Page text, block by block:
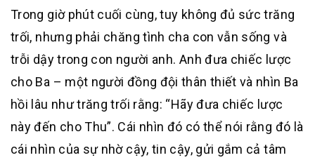
Trong giờ phút cuối cùng, tuy không đủ sức trăng
trối, nhưng phải chăng tình cha con vẫn sống và
trỗi dậy trong con người anh. Anh đưa chiếc lược
cho Ba – một người đồng đội thân thiết và nhìn Ba
hồi lâu như trăng trối rằng: “Hãy đưa chiếc lược
này đến cho Thu”. Cái nhìn đó có thể nói rằng đó là
cái nhìn của sự nhờ cậy, tin cậy, gửi gắm cả tâm